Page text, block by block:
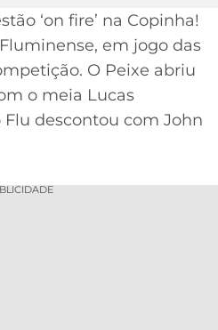
‘on fire’ na Copinha!
em jogo das
O Peixe abriu
o meia Lucas
descontou com John